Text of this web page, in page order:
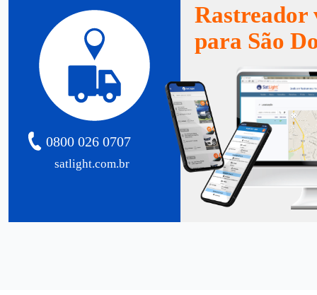
satlight.com.br
0800 026 0707
Rastreador
para São